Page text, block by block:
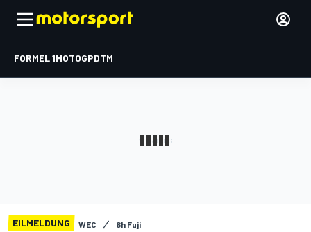
FORMEL 1MOTOGPDTM
EILMELDUNG WEC 6h Fuji